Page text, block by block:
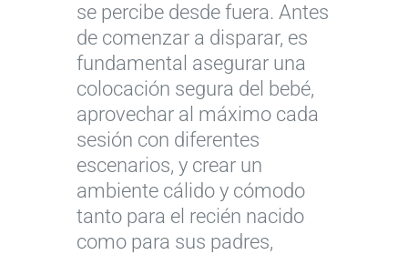
se percibe desde fuera. Antes
de comenzar a disparar, es
fundamental asegurar una
colocación segura del bebé,
aprovechar al máximo cada
sesión con diferentes
escenarios, y crear un
ambiente cálido y cómodo
tanto para el recién nacido
como para sus padres,